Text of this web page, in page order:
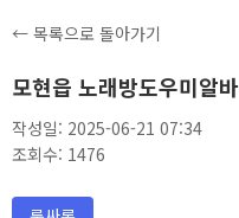
← 목록으로 돌아가기
모현읍 노래방도우미알바
작성일: 2025-06-21 07:34
조회수: 1476